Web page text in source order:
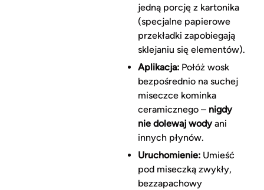
jedną porcję z kartonika
(specjalne papierowe
przekładki zapobiegają
sklejaniu się elementów).
Aplikacja:Połóż wosk
bezpośrednio na suchej
miseczce kominka
ceramicznego – nigdy
nie dolewaj wodyani
innych płynów.
Uruchomienie:Umieść
pod miseczką zwykły,
bezzapachowy